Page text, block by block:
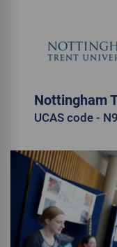
Nottingham
UCAS code -